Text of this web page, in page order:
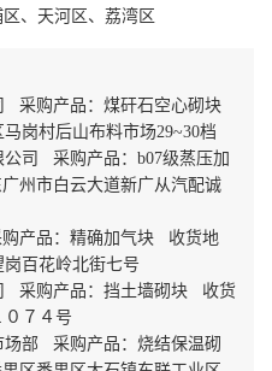
、天河区、荔湾区
采购产品：煤矸石空心砌块
岗村后山布料市场29~30档
公司 采购产品：b07级蒸压加
州市白云大道新广从汽配诚
产品：精确加气块 收货地
百花岭北街七号
采购产品：挡土墙砌块 收货
７４号
场部 采购产品：烧结保温砌